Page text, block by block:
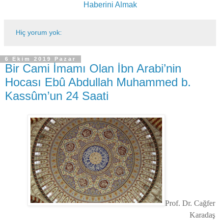
Haberini Almak
Hiç yorum yok:
6 Ekim 2019 Pazar
Bir Cami İmamı Olan İbn Arabi’nin
Hocası Ebû Abdullah Muhammed b.
Kassûm’un 24 Saati
Prof. Dr. Cağfer
Karadaş